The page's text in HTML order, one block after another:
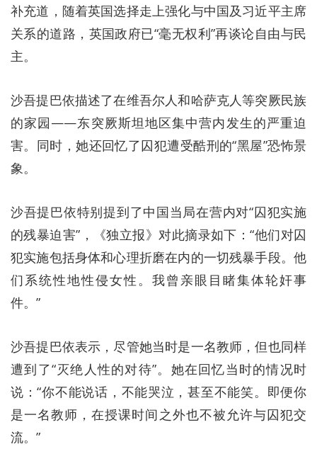
补充道，随着英国选择走上强化与中国及习近平主席
关系的道路，英国政府已“毫无权利”再谈论自由与民
主。
沙吾提巴依描述了在维吾尔人和哈萨克人等突厥民族
的家园——东突厥斯坦地区集中营内发生的严重迫
害。同时，她还回忆了囚犯遭受酷刑的“黑屋”恐怖景
象。
沙吾提巴依特别提到了中国当局在营内对“囚犯实施
的残暴迫害”，《独立报》对此摘录如下：“他们对囚
犯实施包括身体和心理折磨在内的一切残暴手段。他
们系统性地性侵女性。我曾亲眼目睹集体轮奸事
件。”
沙吾提巴依表示，尽管她当时是一名教师，但也同样
遭到了“灭绝人性的对待”。她在回忆当时的情况时
说：“你不能说话，不能哭泣，甚至不能笑。即便你
是一名教师，在授课时间之外也不被允许与囚犯交
流。”